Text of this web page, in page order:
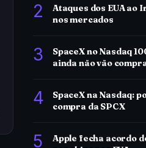
2
Ataques dos EUA ao
nos mercados
3
SpaceX no Nasdaq
ainda não vão
4
SpaceX na Nasdaq:
compra da SPCX
5
Apple fecha acordo